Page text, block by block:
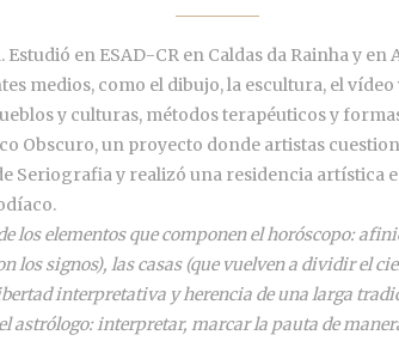
en ESAD-CR en Caldas da Rainha y
medios, como el dibujo, la escultura, el
y culturas, métodos terapéuticos y
Obscuro, un proyecto donde artistas
Seriografia y realizó una residencia artística
los elementos que componen el horóscopo:
los signos), las casas (que vuelven a dividir el
interpretativa y herencia de una larga
astrólogo: interpretar, marcar la pauta de